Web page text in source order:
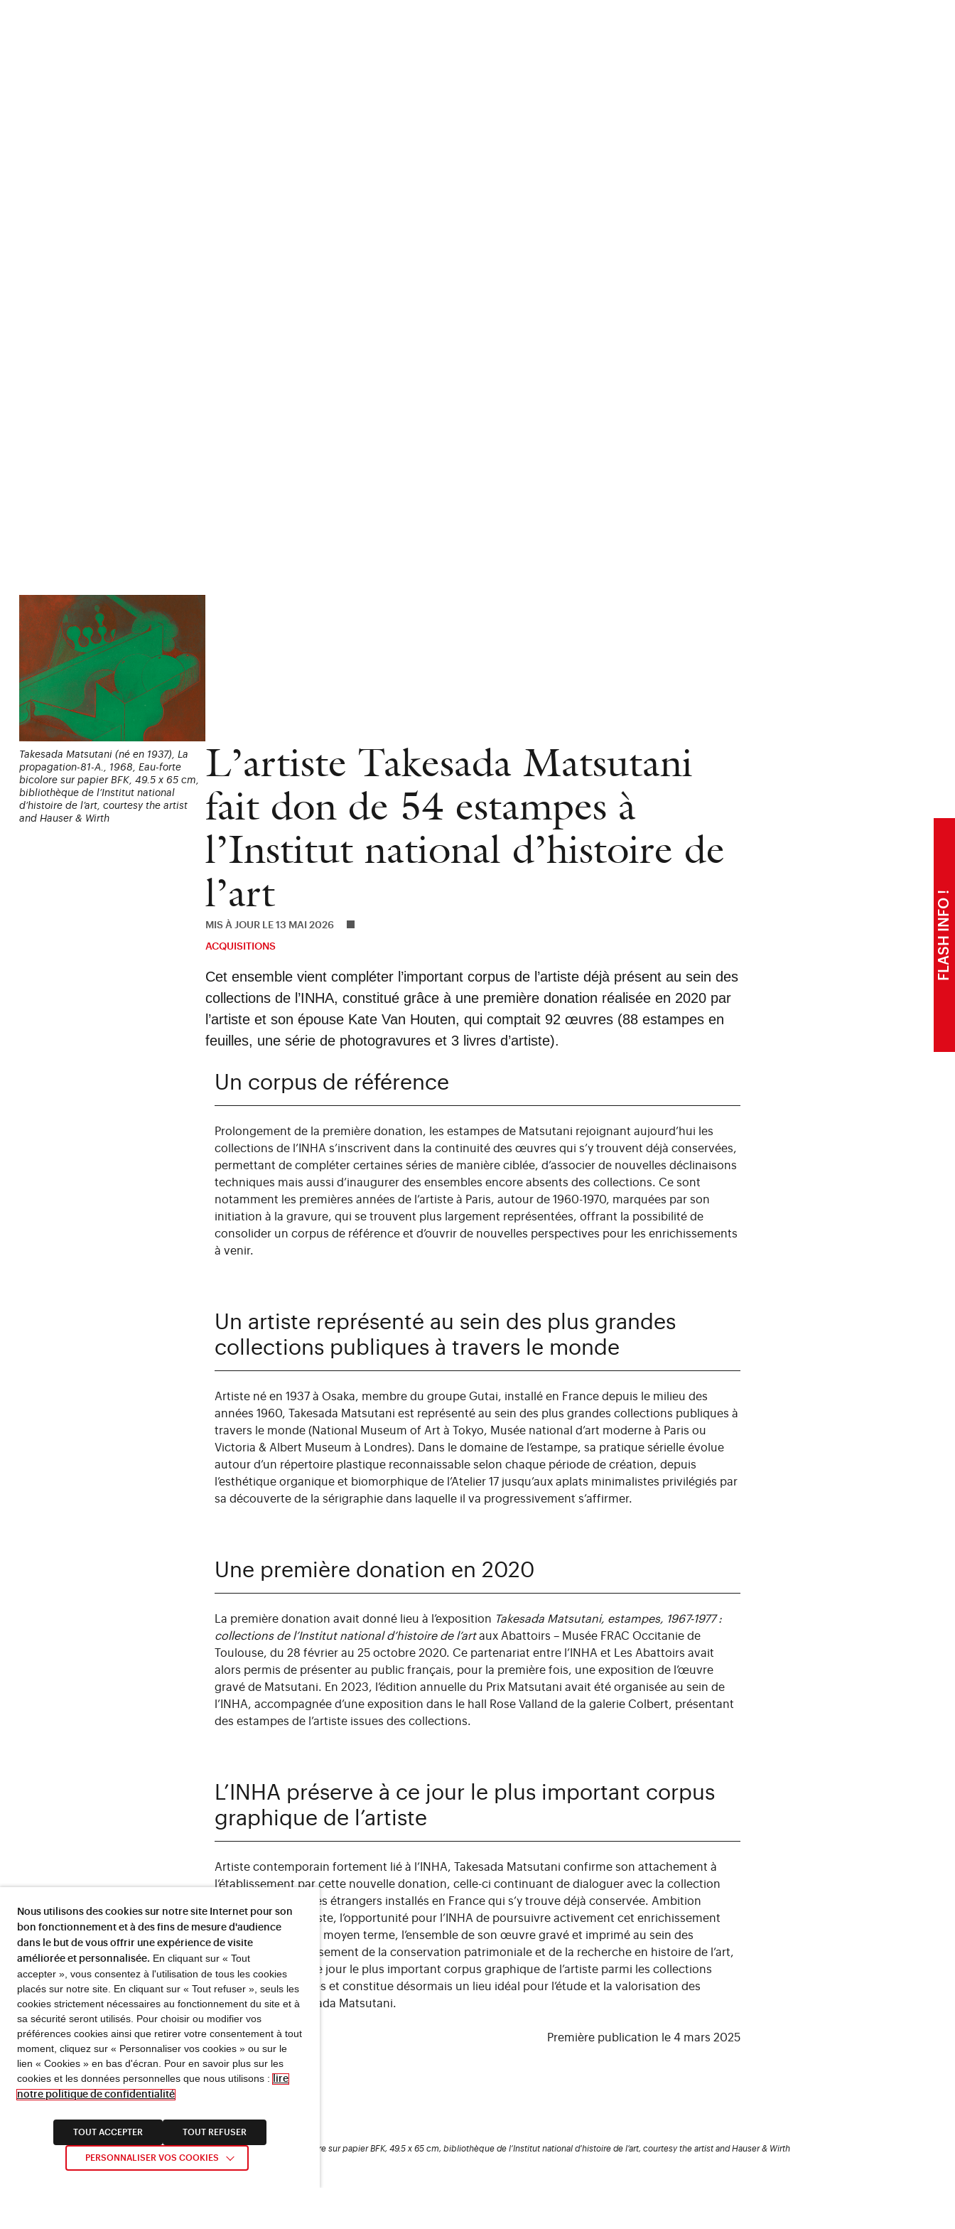
FLASH INFO !
Takesada Matsutani (né en 1937), La
propagation-81-A., 1968, Eau-forte
bicolore sur papier BFK, 49.5 x 65 cm,
bibliothèque de l’Institut national
d’histoire de l’art, courtesy the artist
and Hauser & Wirth
L’artiste Takesada Matsutani
fait don de 54 estampes à
l’Institut national d’histoire de
l’art
MIS À JOUR LE 13 MAI 2026
ACQUISITIONS
Cet ensemble vient compléter l’important corpus de l’artiste déjà présent au sein des
collections de l’INHA, constitué grâce à une première donation réalisée en 2020 par
l’artiste et son épouse Kate Van Houten, qui comptait 92 œuvres (88 estampes en
feuilles, une série de photogravures et 3 livres d’artiste).
Un corpus de référence
Prolongement de la première donation, les estampes de Matsutani rejoignant aujourd’hui les
collections de l’INHA s’inscrivent dans la continuité des œuvres qui s’y trouvent déjà conservées,
permettant de compléter certaines séries de manière ciblée, d’associer de nouvelles déclinaisons
techniques mais aussi d’inaugurer des ensembles encore absents des collections. Ce sont
notamment les premières années de l’artiste à Paris, autour de 1960-1970, marquées par son
initiation à la gravure, qui se trouvent plus largement représentées, offrant la possibilité de
consolider un corpus de référence et d’ouvrir de nouvelles perspectives pour les enrichissements
à venir.
Un artiste représenté au sein des plus grandes
collections publiques à travers le monde
Artiste né en 1937 à Osaka, membre du groupe Gutai, installé en France depuis le milieu des
années 1960, Takesada Matsutani est représenté au sein des plus grandes collections publiques à
travers le monde (National Museum of Art à Tokyo, Musée national d’art moderne à Paris ou
Victoria & Albert Museum à Londres). Dans le domaine de l’estampe, sa pratique sérielle évolue
autour d’un répertoire plastique reconnaissable selon chaque période de création, depuis
l’esthétique organique et biomorphique de l’Atelier 17 jusqu’aux aplats minimalistes privilégiés par
sa découverte de la sérigraphie dans laquelle il va progressivement s’affirmer.
Une première donation en 2020
La première donation avait donné lieu à l’exposition Takesada Matsutani, estampes, 1967-1977 :
collections de l’Institut national d’histoire de l’artaux Abattoirs – Musée FRAC Occitanie de
Toulouse, du 28 février au 25 octobre 2020. Ce partenariat entre l’INHA et Les Abattoirs avait
alors permis de présenter au public français, pour la première fois, une exposition de l’œuvre
gravé de Matsutani. En 2023, l’édition annuelle du Prix Matsutani avait été organisée au sein de
l’INHA, accompagnée d’une exposition dans le hall Rose Valland de la galerie Colbert, présentant
des estampes de l’artiste issues des collections.
L’INHA préserve à ce jour le plus important corpus
graphique de l’artiste
Artiste contemporain fortement lié à l’INHA, Takesada Matsutani confirme son attachement à
l’établissement par cette nouvelle donation, celle-ci continuant de dialoguer avec la collection
d’estampes d’artistes étrangers installés en France qui s’y trouve déjà conservée. Ambition
partagée avec l’artiste, l’opportunité pour l’INHA de poursuivre activement cet enrichissement
concourt à réunir, à moyen terme, l’ensemble de son œuvre gravé et imprimé au sein des
collections. Au croisement de la conservation patrimoniale et de la recherche en histoire de l’art,
l’INHA préserve à ce jour le plus important corpus graphique de l’artiste parmi les collections
publiques françaises et constitue désormais un lieu idéal pour l’étude et la valorisation des
estampes de Takesada Matsutani.
Première publication le 4 mars 2025
Takesada Matsutani (né en 1937), La propagation-81-A., 1968, Eau-forte bicolore sur papier BFK, 49.5 x 65 cm, bibliothèque de l’Institut national d’histoire de l’art, courtesy the artist and Hauser & Wirth
Nous utilisons des cookies sur notre site Internet pour son
bon fonctionnement et à des fins de mesure d'audience
dans le but de vous offrir une expérience de visite
améliorée et personnalisée. En cliquant sur « Tout
accepter », vous consentez à l'utilisation de tous les cookies
placés sur notre site. En cliquant sur « Tout refuser », seuls les
cookies strictement nécessaires au fonctionnement du site et à
sa sécurité seront utilisés. Pour choisir ou modifier vos
préférences cookies ainsi que retirer votre consentement à tout
moment, cliquez sur « Personnaliser vos cookies » ou sur le
lien « Cookies » en bas d'écran. Pour en savoir plus sur les
cookies et les données personnelles que nous utilisons :
lire
notre politique de confidentialité
TOUT ACCEPTER TOUT REFUSER
PERSONNALISER VOS COOKIES